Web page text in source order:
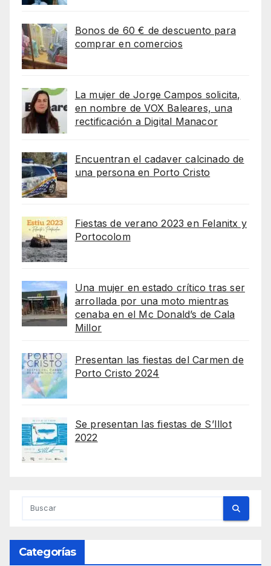
Bonos de 60 € de descuento para
comprar en comercios
La mujer de Jorge Campos solicita,
en nombre de VOX Baleares, una
rectificación a Digital Manacor
Encuentran el cadaver calcinado de
una persona en Porto Cristo
Fiestas de verano 2023 en Felanitx y
Portocolom
Una mujer en estado crítico tras ser
arrollada por una moto mientras
cenaba en el Mc Donald’s de Cala
Millor
Presentan las fiestas del Carmen de
Porto Cristo 2024
Se presentan las fiestas de S’Illot
2022
Categorías